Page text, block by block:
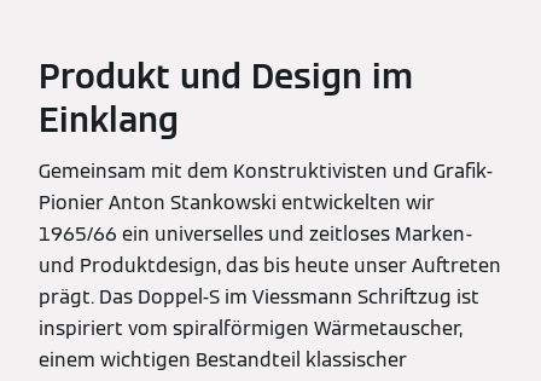
Produkt und Design im
Einklang
Gemeinsam mit dem Konstruktivisten und Grafik-
Pionier Anton Stankowski entwickelten wir
1965/66 ein universelles und zeitloses Marken-
und Produktdesign, das bis heute unser Auftreten
prägt. Das Doppel-S im Viessmann Schriftzug ist
inspiriert vom spiralförmigen Wärmetauscher,
einem wichtigen Bestandteil klassischer